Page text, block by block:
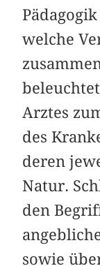
welche
Arztes
des
deren
Natur.
den
sowie